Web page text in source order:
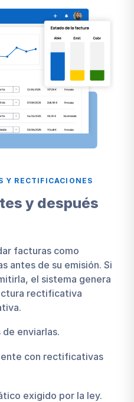
Y RECTIFICACIONES
y después
facturas como
antes de su emisión. Si
el sistema genera
rectificativa
enviarlas.
con rectificativas
exigido por la ley.